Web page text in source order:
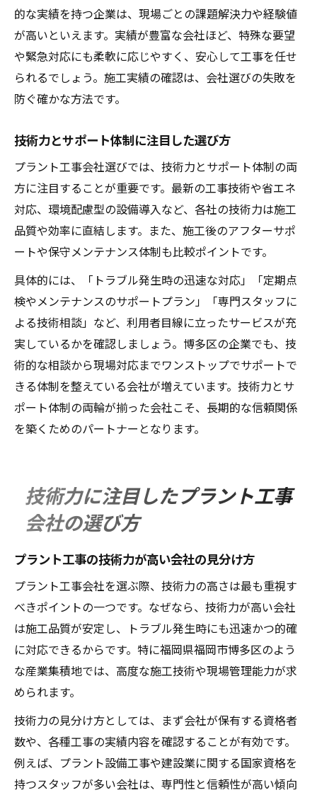
的な実績を持つ企業は、現場ごとの課題解決力や経験値
が高いといえます。実績が豊富な会社ほど、特殊な要望
や緊急対応にも柔軟に応じやすく、安心して工事を任せ
られるでしょう。施工実績の確認は、会社選びの失敗を
防ぐ確かな方法です。
技術力とサポート体制に注目した選び方
プラント工事会社選びでは、技術力とサポート体制の両
方に注目することが重要です。最新の工事技術や省エネ
対応、環境配慮型の設備導入など、各社の技術力は施工
品質や効率に直結します。また、施工後のアフターサポ
ートや保守メンテナンス体制も比較ポイントです。
具体的には、「トラブル発生時の迅速な対応」「定期点
検やメンテナンスのサポートプラン」「専門スタッフに
よる技術相談」など、利用者目線に立ったサービスが充
実しているかを確認しましょう。博多区の企業でも、技
術的な相談から現場対応までワンストップでサポートで
きる体制を整えている会社が増えています。技術力とサ
ポート体制の両輪が揃った会社こそ、長期的な信頼関係
を築くためのパートナーとなります。
技術力に注目したプラント工事
会社の選び方
プラント工事の技術力が高い会社の見分け方
プラント工事会社を選ぶ際、技術力の高さは最も重視す
べきポイントの一つです。なぜなら、技術力が高い会社
は施工品質が安定し、トラブル発生時にも迅速かつ的確
に対応できるからです。特に福岡県福岡市博多区のよう
な産業集積地では、高度な施工技術や現場管理能力が求
められます。
技術力の見分け方としては、まず会社が保有する資格者
数や、各種工事の実績内容を確認することが有効です。
例えば、プラント設備工事や建設業に関する国家資格を
持つスタッフが多い会社は、専門性と信頼性が高い傾向